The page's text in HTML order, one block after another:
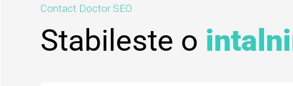
Contact Doctor SEO
Stabileste o